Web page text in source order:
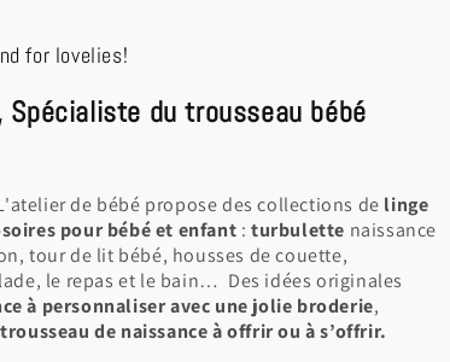
for lovelies!
Spécialiste du trousseau bébé
de bébé propose des collections de linge
pour bébé et enfant :turbulette naissance
tour de lit bébé, housses de couette,
le repas et le bain… Des idées originales
à personnaliser avec une jolie broderie,
de naissance à offrir ou à s’offrir.